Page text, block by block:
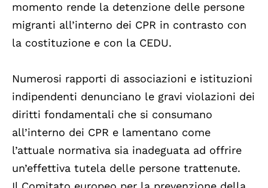
momento rende la detenzione delle persone
migranti all’interno dei CPR in contrasto con
la costituzione e con la CEDU.
Numerosi rapporti di associazioni e istituzioni
indipendenti denunciano le gravi violazioni dei
diritti fondamentali che si consumano
all’interno dei CPR e lamentano come
l’attuale normativa sia inadeguata ad offrire
un’effettiva tutela delle persone trattenute.